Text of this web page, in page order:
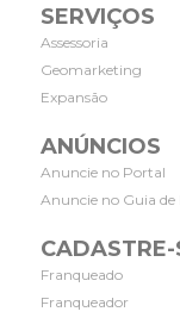
SERVIÇOS
Assessoria
Geomarketing
Expansão
ANÚNCIOS
Anuncie no Portal
Anuncie no Guia de
CADASTRE-
Franqueado
Franqueador